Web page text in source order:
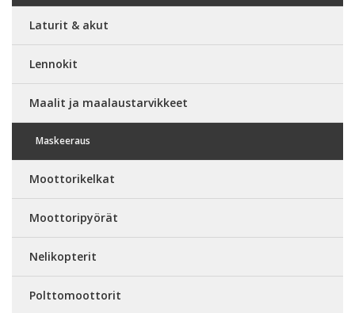
Laturit & akut
Lennokit
Maalit ja maalaustarvikkeet
Maskeeraus
Moottorikelkat
Moottoripyörät
Nelikopterit
Polttomoottorit